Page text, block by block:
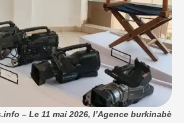
– Le 11 mai 2026, l’Agence burkinabè